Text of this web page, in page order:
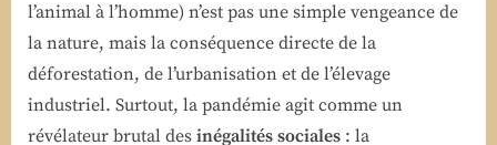
l’animal à l’homme) n’est pas une simple vengeance de
la nature, mais la conséquence directe de la
déforestation, de l’urbanisation et de l’élevage
industriel. Surtout, la pandémie agit comme un
révélateur brutal des inégalités sociales : la